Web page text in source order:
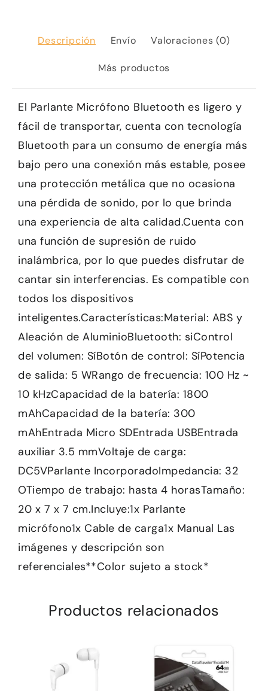
Descripción Envío Valoraciones (0)
Más productos
El Parlante Micrófono Bluetooth es ligero y
fácil de transportar, cuenta con tecnología
Bluetooth para un consumo de energía más
bajo pero una conexión más estable, posee
una protección metálica que no ocasiona
una pérdida de sonido, por lo que brinda
una experiencia de alta calidad.Cuenta con
una función de supresión de ruido
inalámbrica, por lo que puedes disfrutar de
cantar sin interferencias. Es compatible con
todos los dispositivos
inteligentes.Características:Material: ABS y
Aleación de AluminioBluetooth: siControl
del volumen: SíBotón de control: SíPotencia
de salida: 5 WRango de frecuencia: 100 Hz ~
10 kHzCapacidad de la batería: 1800
mAhCapacidad de la batería: 300
mAhEntrada Micro SDEntrada USBEntrada
auxiliar 3.5 mmVoltaje de carga:
DC5VParlante IncorporadoImpedancia: 32
OTiempo de trabajo: hasta 4 horasTamaño:
20 x 7 x 7 cm.Incluye:1x Parlante
micrófono1x Cable de carga1x Manual Las
imágenes y descripción son
referenciales**Color sujeto a stock*
Productos relacionados